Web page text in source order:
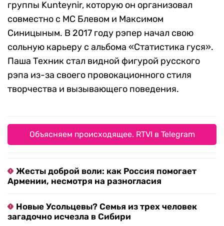
группы Kunteynir, которую он организовал
совместно с МС Блевом и Максимом
Синицыным. В 2017 году рэпер начал свою
сольную карьеру с альбома «Статистика гуся».
Паша Техник стал видной фигурой русского
рэпа из-за своего провокационного стиля
творчества и вызывающего поведения.
Объясняем происходящее. RTVI в Telegram
Жесты доброй воли: как Россия помогает
Армении, несмотря на разногласия
Новые Усольцевы? Семья из трех человек
загадочно исчезла в Сибири